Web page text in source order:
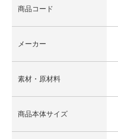
商品コード
メーカー
素材・原材料
商品本体サイズ